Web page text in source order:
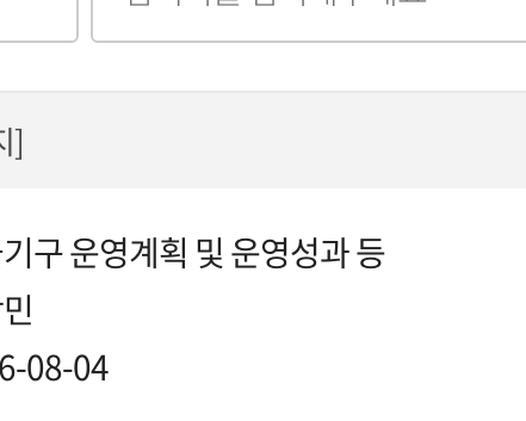
어
]
구 운영계획 및 운영성과 등
08-04